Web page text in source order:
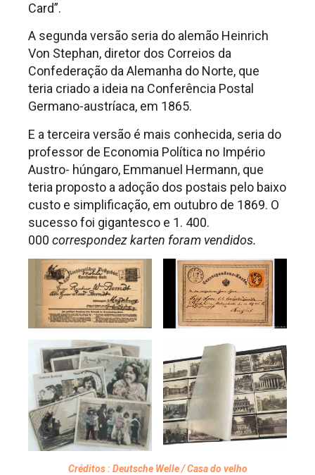
Card”.
A segunda versão seria do alemão Heinrich
Von Stephan, diretor dos Correios da
Confederação da Alemanha do Norte, que
teria criado a ideia na Conferência Postal
Germano-austríaca, em 1865.
E a terceira versão é mais conhecida, seria do
professor de Economia Política no Império
Austro- húngaro, Emmanuel Hermann, que
teria proposto a adoção dos postais pelo baixo
custo e simplificação, em outubro de 1869. O
sucesso foi gigantesco e 1. 400.
000 correspondez karten foram vendidos.
Créditos : Deutsche Welle / Casa do velho